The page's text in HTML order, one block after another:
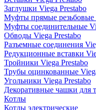
Заглушки Viega Prestabo
Муфты прямые резьбовые
Муфты соединительные
Обводы Viega Prestabo
Разъемные соединения
Редукционные вставки
Тройники Viega Prestabo
Трубы оцинкованные
Угольники Viega Prestabo
Декоративные чашки для
Котлы
Котлы электрические